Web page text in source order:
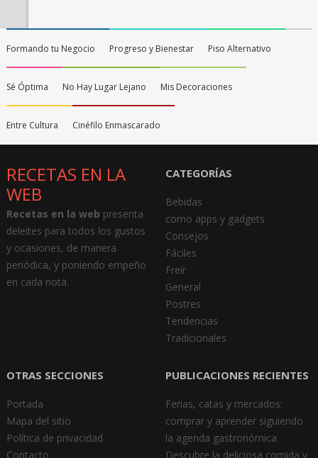
Formando tu Negocio Progreso y Bienestar Piso Alternativo
Sé Óptima No Hay Lugar Lejano Mis Decoraciones
Entre Cultura Cinéfilo Enmascarado
RECETAS EN LA
WEB
Recetas en la web presenta
deleites para todos los gustos
y ocasiones, de manera
periódica, y poniendo empeño
en cada nota.
CATEGORÍAS
Bebidas
como apps y gadgets
Consejos
Fáciles
Freír
General
Postres
Tendencias
Tradicionales
OTRAS SECCIONES
Portada
Mapa del sitio
Política de privacidad
Contacto
PUBLICACIONES RECIENTES
Ferias, catas y mercados:
comprar y aprender siguiendo
la agenda gastronómica
Descubre la deliciosa comida y